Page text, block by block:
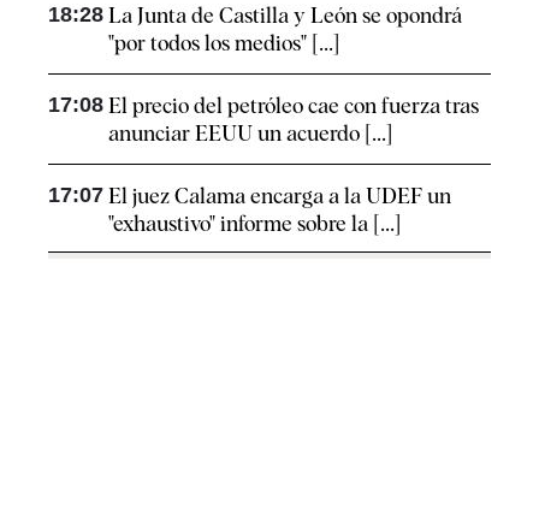
18:28 La Junta de Castilla y León se opondrá
"por todos los medios" [...]
17:08 El precio del petróleo cae con fuerza tras
anunciar EEUU un acuerdo [...]
17:07 El juez Calama encarga a la UDEF un
"exhaustivo" informe sobre la [...]